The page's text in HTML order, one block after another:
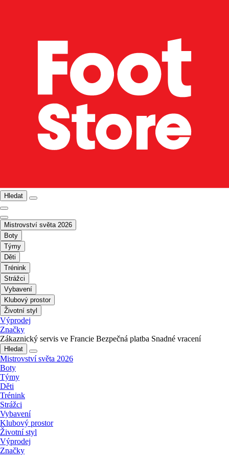
Hledat
Mistrovství světa 2026
Boty
Týmy
Děti
Trénink
Strážci
Vybavení
Klubový prostor
Životní styl
Výprodej
Značky
Zákaznický servis ve Francie Bezpečná platba Snadné vracení
Hledat
Mistrovství světa 2026
Boty
Týmy
Děti
Trénink
Strážci
Vybavení
Klubový prostor
Životní styl
Výprodej
Značky